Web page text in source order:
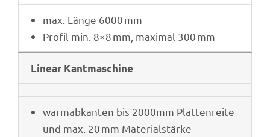
max. Länge 6000 mm
Profil min. 8×8 mm, maxi­mal 300 mm
Linear Kant­ma­schine
warm­ab­kan­ten bis 2000mm Plat­ten­reite
und max. 20 mm Materialstärke